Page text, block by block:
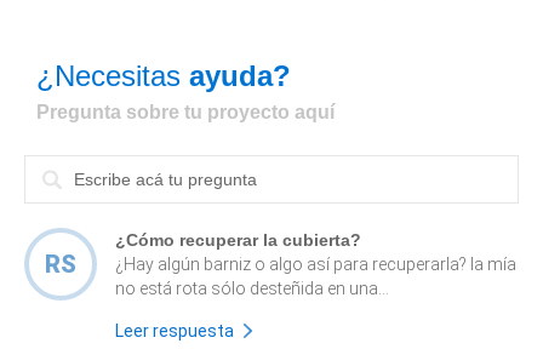
¿Necesitas ayuda?
Pregunta sobre tu proyecto aquí
RS
¿Cómo recuperar la cubierta?
¿Hay algún barniz o algo así para recuperarla? la mía
no está rota sólo desteñida en una...
Leer respuesta